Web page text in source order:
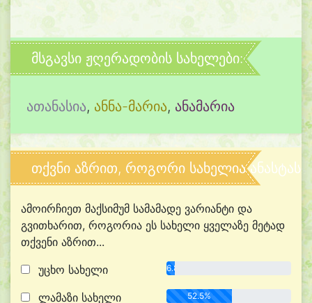
მსგავსი ჟღერადობის სახელები:
ათანასია, ანნა-მარია, ანამარია
თქვნი აზრით, როგორი სახელია
ამოირჩიეთ მაქსიმუმ სამამადე ვარიანტი და
გვითხარით, როგორია ეს სახელი ყველაზე მეტად
თქვენი აზრით...
უცხო სახელი
6.8%
ლამაზი სახელი 52.5%